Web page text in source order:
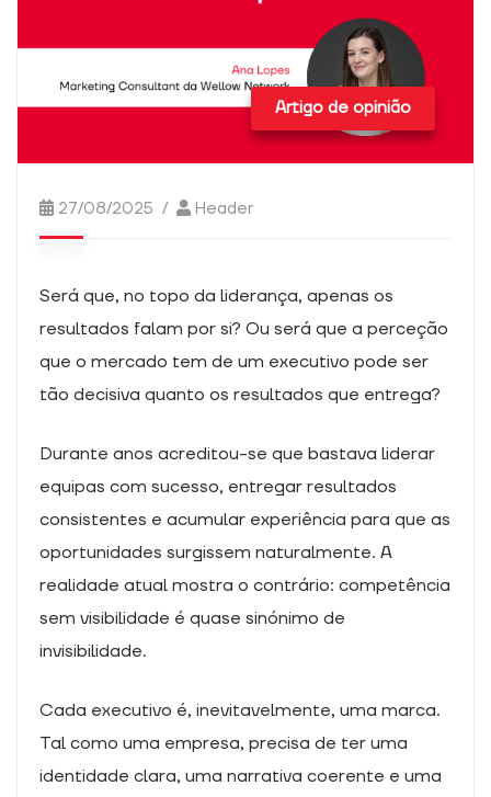
Artigo de opinião
27/08/2025 Header
Será que, no topo da liderança, apenas os
resultados falam por si? Ou será que a perceção
que o mercado tem de um executivo pode ser
tão decisiva quanto os resultados que entrega?
Durante anos acreditou-se que bastava liderar
equipas com sucesso, entregar resultados
consistentes e acumular experiência para que as
oportunidades surgissem naturalmente. A
realidade atual mostra o contrário: competência
sem visibilidade é quase sinónimo de
invisibilidade.
Cada executivo é, inevitavelmente, uma marca.
Tal como uma empresa, precisa de ter uma
identidade clara, uma narrativa coerente e uma
Necessário
não são
facultativas.
funcionamento
do sítio Web
Estatísticas
podermos
melhorar a
e a estrutura
com base na
sítio Web é
utilizado.
Experiência
Para que o
Web tenha o
possível
durante a sua
recusar estes